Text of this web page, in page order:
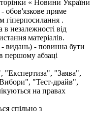
« Новини України
- обов'язкове пряме
гіперпосилання .
незалежності від
матеріалів.
- видань) - повинна бути
першому абзаці
"Заява",
"Тест-драйв",
на правах
спільно з